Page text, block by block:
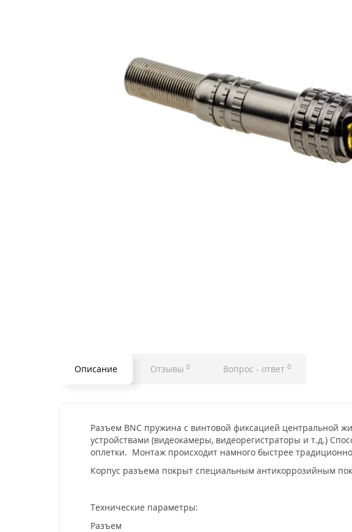
Описание Отзывы 0 Вопрос - ответ 0
Разъем BNC пружина с винтовой фиксацией центральной
устройствами (видеокамеры, видеорегистраторы и т.д.)
оплетки. Монтаж происходит намного быстрее
Корпус разъема покрыт специальным антикоррозийным
Технические параметры:
Разъем